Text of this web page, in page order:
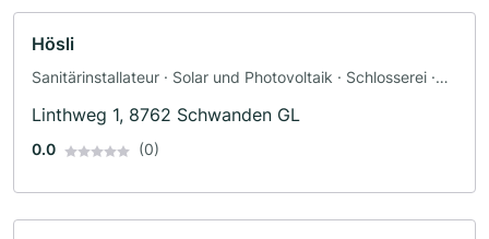
Hösli
Sanitärinstallateur · Solar und Photovoltaik · Schlosserei ·
Linthweg 1, 8762 Schwanden GL
0.0 (0)